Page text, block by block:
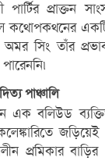
প্রাক্তন
কথোপকথনের
সিং তাঁর
পাঞ্চালি
এক বলিউড
প্রমিকার